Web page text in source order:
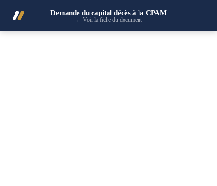
Demande du capital décès à la CPAM
← Voir la fiche du document